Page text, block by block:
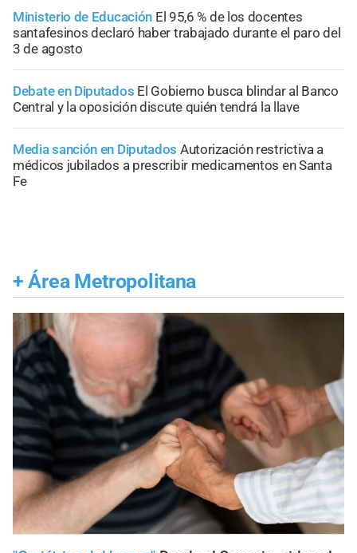
Ministerio de Educación El 95,6 % de los docentes
santafesinos declaró haber trabajado durante el paro del
3 de agosto
Debate en Diputados El Gobierno busca blindar al Banco
Central y la oposición discute quién tendrá la llave
Media sanción en Diputados Autorización restrictiva a
médicos jubilados a prescribir medicamentos en Santa
Fe
+ Área Metropolitana